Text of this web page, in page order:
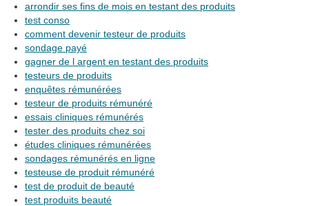
arrondir ses fins de mois en testant des produits
test conso
comment devenir testeur de produits
sondage payé
gagner de l argent en testant des produits
testeurs de produits
enquêtes rémunérées
testeur de produits rémunéré
essais cliniques rémunérés
tester des produits chez soi
études cliniques rémunérées
sondages rémunérés en ligne
testeuse de produit rémunéré
test de produit de beauté
test produits beauté